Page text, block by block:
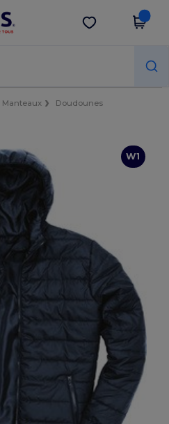
!
Obtenir l'appli
Manteaux
Doudounes
W1